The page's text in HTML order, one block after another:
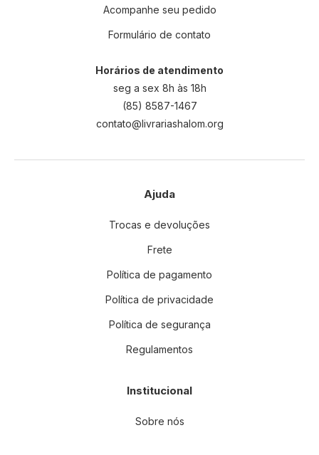
Acompanhe seu pedido
Formulário de contato
Horários de atendimento
seg a sex 8h às 18h
(85) 8587-1467
contato@livrariashalom.org
Ajuda
Trocas e devoluções
Frete
Política de pagamento
Política de privacidade
Política de segurança
Regulamentos
Institucional
Sobre nós